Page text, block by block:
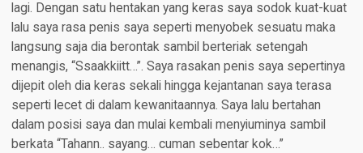
lagi. Dengan satu hentakan yang keras saya sodok kuat-kuat
lalu saya rasa penis saya seperti menyobek sesuatu maka
langsung saja dia berontak sambil berteriak setengah
menangis, “Ssaakkiitt…”. Saya rasakan penis saya sepertinya
dijepit oleh dia keras sekali hingga kejantanan saya terasa
seperti lecet di dalam kewanitaannya. Saya lalu bertahan
dalam posisi saya dan mulai kembali menyiuminya sambil
berkata “Tahann.. sayang… cuman sebentar kok…”